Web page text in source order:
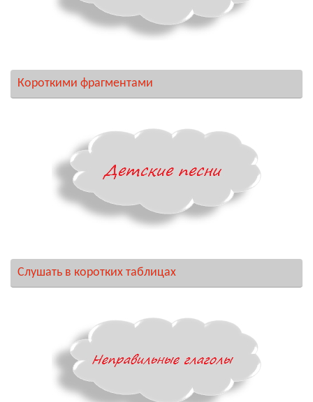
Короткими фрагментами
Слушать в коротких таблицах